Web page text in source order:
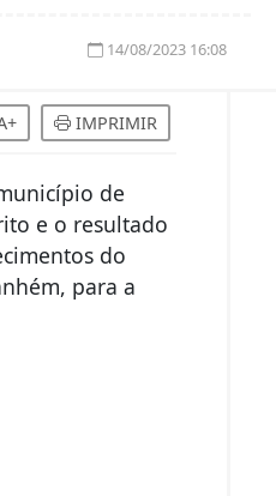
14/08/2023 16:08
IMPRIMIR
de
e o resultado
do
para a